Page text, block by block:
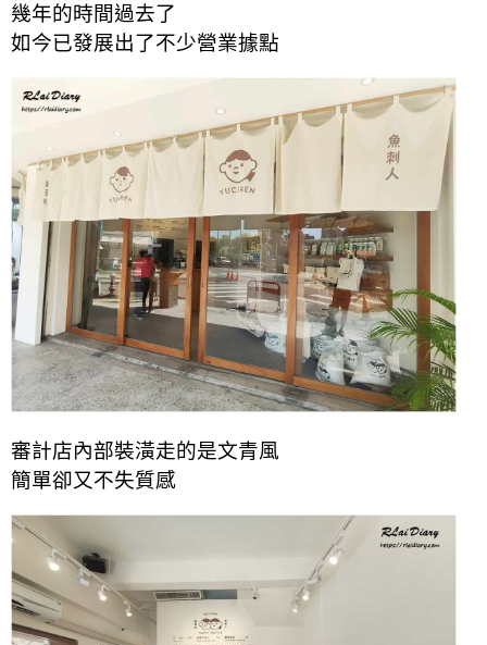
幾年的時間過去了
如今已發展出了不少營業據點
審計店內部裝潢走的是文青風
簡單卻又不失質感